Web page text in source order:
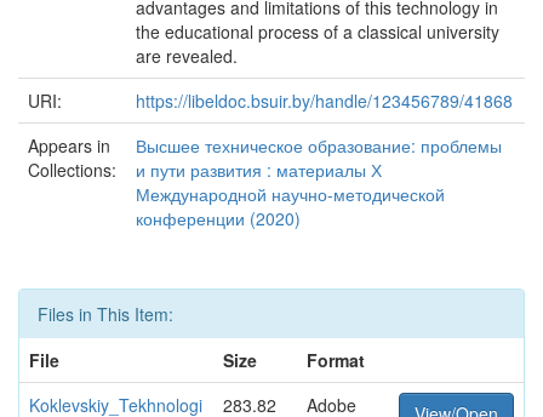
advantages and limitations of this technology in
the educational process of a classical university
are revealed.
URI:
https://libeldoc.bsuir.by/handle/123456789/41868
Appears in
Collections:
Высшее техническое образование: проблемы
и пути развития : материалы Х
Международной научно-методической
конференции (2020)
Files in This Item:
File
Size
Format
Koklevskiy_Tekhnologi
283.82 Adobe